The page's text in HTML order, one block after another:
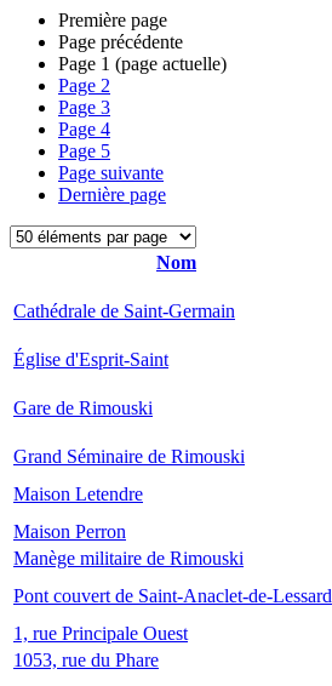
Première page
Page précédente
Page 1 (page actuelle)
Page 2
Page 3
Page 4
Page 5
Page suivante
Dernière page
Nom
Cathédrale de Saint-Germain
Église d'Esprit-Saint
Gare de Rimouski
Grand Séminaire de Rimouski
Maison Letendre
Maison Perron
Manège militaire de Rimouski
Pont couvert de Saint-Anaclet-de-Lessard
1, rue Principale Ouest
1053, rue du Phare